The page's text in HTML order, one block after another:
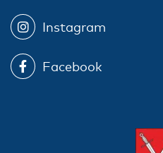
Instagram
Facebook